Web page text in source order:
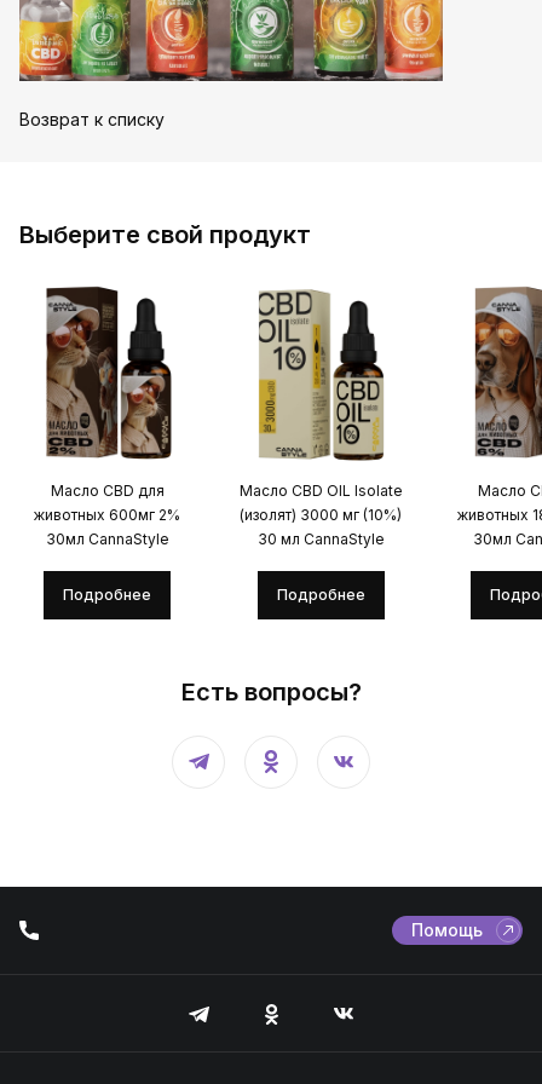
Возврат к списку
Выберите свой продукт
Масло CBD для
животных 600мг 2%
30мл CannaStyle
Подробнее
Масло CBD OIL Isolate
(изолят) 3000 мг (10%)
30 мл CannaStyle
Подробнее
Масло
животных
30мл
Есть вопросы?
Помощь